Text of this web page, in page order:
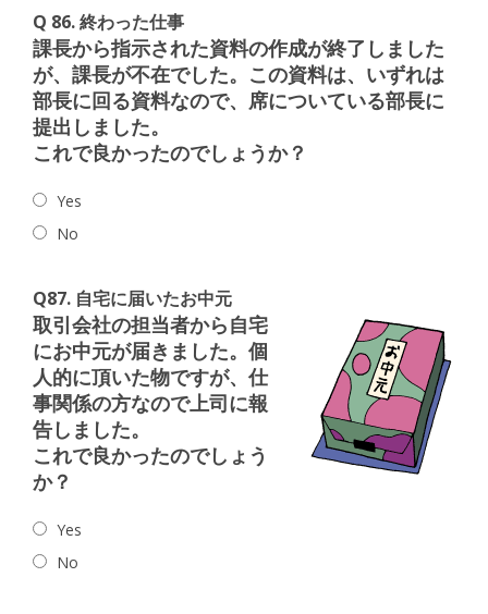
Q 86. 終わった仕事
課長から指示された資料の作成が終了しました
が、課長が不在でした。この資料は、いずれは
部長に回る資料なので、席についている部長に
提出しました。
これで良かったのでしょうか？
Yes
No
Q87. 自宅に届いたお中元
取引会社の担当者から自宅
にお中元が届きました。個
人的に頂いた物ですが、仕
事関係の方なので上司に報
告しました。
これで良かったのでしょう
か？
Yes
No